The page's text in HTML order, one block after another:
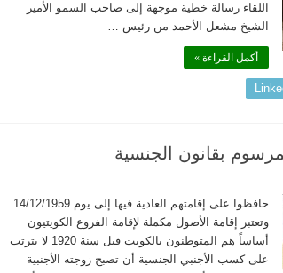
اللقاء رسالة خطية موجهة إلى صاحب السمو الأمير
الشيخ مشعل الأحمد من رئيس …
أكمل القراءة »
بقانون الجنسية
حافظوا على إقامتهم العادية فيها إلى يوم 14/12/1959
وتعتبر إقامة الأصول مكملة لإقامة الفروع الكويتيون
أساساً هم المتوطنون بالكويت قبل سنة 1920 لا يترتب
على كسب الأجنبي الجنسية أن تصبح زوجته الأجنبية